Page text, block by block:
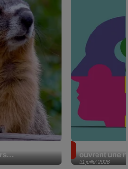
31 juillet 2026
ouvrent une